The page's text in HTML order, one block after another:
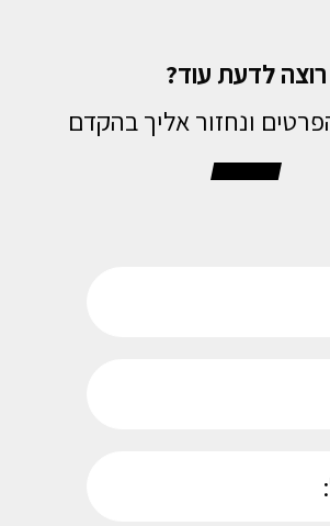
רוצה לדעת עוד?
ונחזור אליך בהקדם